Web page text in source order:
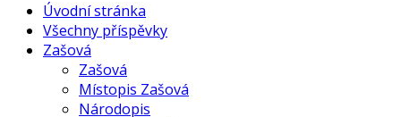
Úvodní stránka
Všechny příspěvky
Zašová
Zašová
Místopis Zašová
Národopis